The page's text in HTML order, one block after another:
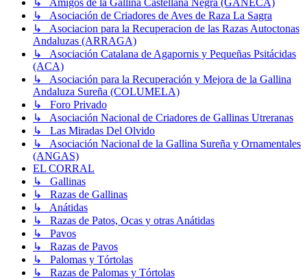
↳ Amigos de la Gallina Castellana Negra (GANECA)
↳ Asociación de Criadores de Aves de Raza La Sagra
↳ Asociacion para la Recuperacion de las Razas Autoctonas
Andaluzas (ARRAGA)
↳ Asociación Catalana de Agapornis y Pequeñas Psitácidas
(ACA)
↳ Asociación para la Recuperación y Mejora de la Gallina
Andaluza Sureña (COLUMELA)
↳ Foro Privado
↳ Asociación Nacional de Criadores de Gallinas Utreranas
↳ Las Miradas Del Olvido
↳ Asociación Nacional de la Gallina Sureña y Ornamentales
(ANGAS)
EL CORRAL
↳ Gallinas
↳ Razas de Gallinas
↳ Anátidas
↳ Razas de Patos, Ocas y otras Anátidas
↳ Pavos
↳ Razas de Pavos
↳ Palomas y Tórtolas
↳ Razas de Palomas y Tórtolas